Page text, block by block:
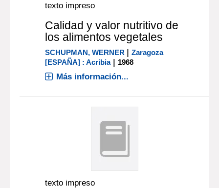
texto impreso
Calidad y valor nutritivo de
los alimentos vegetales
SCHUPMAN, WERNER |Zaragoza
[ESPAÑA] : Acribia| 1968
Más información...
texto impreso